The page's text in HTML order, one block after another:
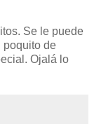
Se le puede
poquito de
Ojalá lo